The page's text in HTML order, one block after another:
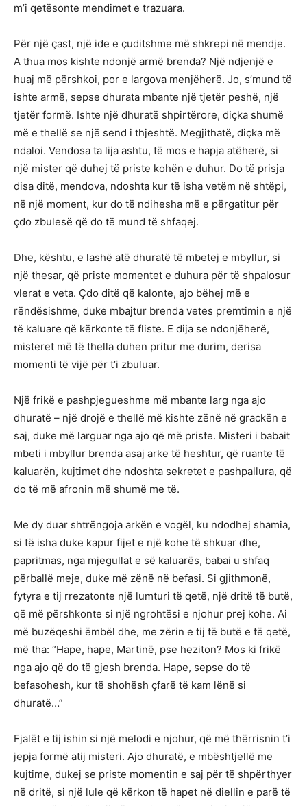
m’i qetësonte mendimet e trazuara.
Për një çast, një ide e çuditshme më shkrepi në mendje.
A thua mos kishte ndonjë armë brenda? Një ndjenjë e
huaj më përshkoi, por e largova menjëherë. Jo, s’mund të
ishte armë, sepse dhurata mbante një tjetër peshë, një
tjetër formë. Ishte një dhuratë shpirtërore, diçka shumë
më e thellë se një send i thjeshtë. Megjithatë, diçka më
ndaloi. Vendosa ta lija ashtu, të mos e hapja atëherë, si
një mister që duhej të priste kohën e duhur. Do të prisja
disa ditë, mendova, ndoshta kur të isha vetëm në shtëpi,
në një moment, kur do të ndihesha më e përgatitur për
çdo zbulesë që do të mund të shfaqej.
Dhe, kështu, e lashë atë dhuratë të mbetej e mbyllur, si
një thesar, që priste momentet e duhura për të shpalosur
vlerat e veta. Çdo ditë që kalonte, ajo bëhej më e
rëndësishme, duke mbajtur brenda vetes premtimin e një
të kaluare që kërkonte të fliste. E dija se ndonjëherë,
misteret më të thella duhen pritur me durim, derisa
momenti të vijë për t’i zbuluar.
Një frikë e pashpjegueshme më mbante larg nga ajo
dhuratë – një drojë e thellë më kishte zënë në grackën e
saj, duke më larguar nga ajo që më priste. Misteri i babait
mbeti i mbyllur brenda asaj arke të heshtur, që ruante të
kaluarën, kujtimet dhe ndoshta sekretet e pashpallura, që
do të më afronin më shumë me të.
Me dy duar shtrëngoja arkën e vogël, ku ndodhej shamia,
si të isha duke kapur fijet e një kohe të shkuar dhe,
papritmas, nga mjegullat e së kaluarës, babai u shfaq
përballë meje, duke më zënë në befasi. Si gjithmonë,
fytyra e tij rrezatonte një lumturi të qetë, një dritë të butë,
që më përshkonte si një ngrohtësi e njohur prej kohe. Ai
më buzëqeshi ëmbël dhe, me zërin e tij të butë e të qetë,
më tha: “Hape, hape, Martinë, pse heziton? Mos ki frikë
nga ajo që do të gjesh brenda. Hape, sepse do të
befasohesh, kur të shohësh çfarë të kam lënë si
dhuratë…”
Fjalët e tij ishin si një melodi e njohur, që më thërrisnin t’i
jepja formë atij misteri. Ajo dhuratë, e mbështjellë me
kujtime, dukej se priste momentin e saj për të shpërthyer
në dritë, si një lule që kërkon të hapet në diellin e parë të